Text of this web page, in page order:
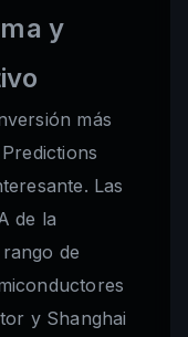
y
más
Las
de la
de
y Shanghai